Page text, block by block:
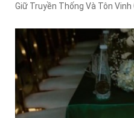
Giữ Truyền Thống Và Tôn